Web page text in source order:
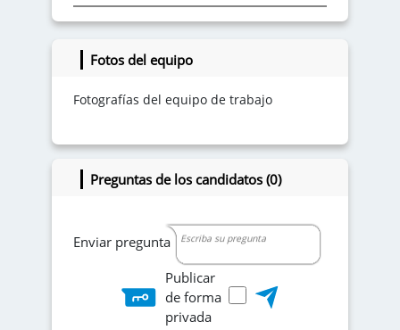
Habilidades
Adaptabilidad
Backend
Fotos del equipo
Fotografías del equipo de trabajo
Preguntas de los candidatos (0)
Enviar pregunta
Publicar
de forma
privada